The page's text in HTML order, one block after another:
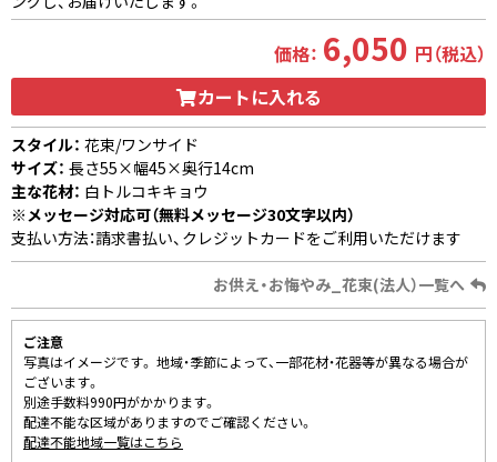
価格： 6,050 円（税込）
カートに入れる
スタイル： 花束/ワンサイド
サイズ： 長さ55×幅45×奥行14cm
主な花材： 白トルコキキョウ
※メッセージ対応可（無料メッセージ30文字以内）
支払い方法：請求書払い、クレジットカードをご利用いただけます
お供え・お悔やみ_花束(法人）一覧へ
ご注意
写真はイメージです。 地域・季節によって、一部花材・花器等が異なる場合が
ございます。
別途手数料990円がかかります。
配達不能な区域がありますのでご確認ください。
配達不能地域一覧はこちら